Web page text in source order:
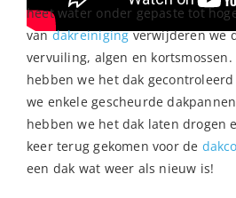
heet water onder gepaste tot
vandakreinigingverwijderen we
vervuiling, algen en
hebben we het dak
we enkele gescheurde
hebben we het dak laten drogen
keer terug gekomen voor de
een dak wat weer als nieuw is!